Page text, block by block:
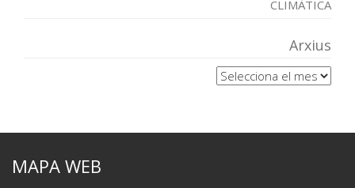
CLIMÀTICA
Arxius
Arxius
MAPA WEB